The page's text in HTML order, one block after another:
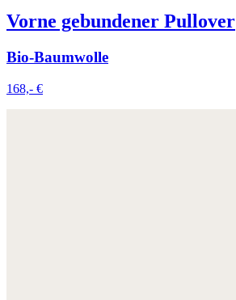
Vorne gebundener Pullover
Bio-Baumwolle
168,- €